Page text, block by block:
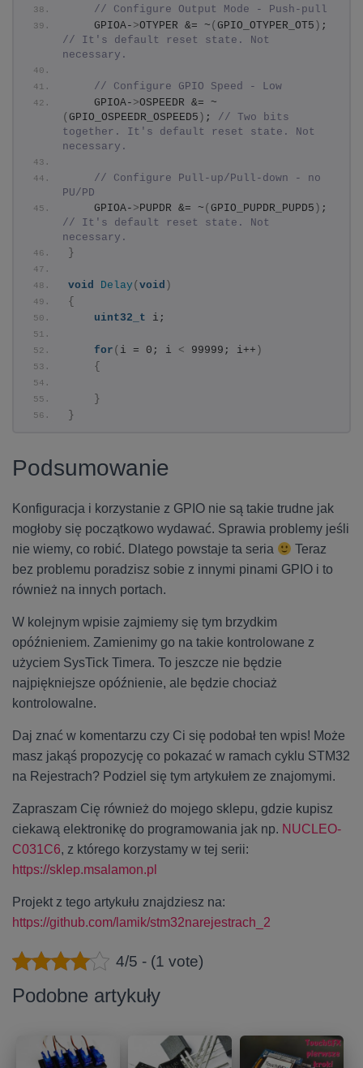
// Configure Output Mode - Push-pull
    GPIOA-
>OTYPER &= ~ ( GPIO_OTYPER_OT5 )
// It's default reset state. Not
necessary.
// Configure GPIO Speed - Low
    GPIOA-
>OSPEEDR &= ~
( GPIO_OSPEEDR_OSPEED5 ) ; // Two bits
together. It's default reset state. Not
necessary.
// Configure Pull-up/Pull-down - no
PU/PD
    GPIOA-
> PUPDR &= ~ ( GPIO_PUPDR_PUPD5 )
// It's default reset state. Not
necessary.
}
void Delay ( void )
{
uint32_t i;
for ( i = 0; i < 99999; i++ )
{
}
}
Podsumowanie
Konfiguracja i korzystanie z GPIO nie są takie trudne jak
mogłoby się początkowo wydawać. Sprawia problemy jeśli
nie wiemy, co robić. Dlatego powstaje ta seria
Teraz
bez problemu poradzisz sobie z innymi pinami GPIO i to
również na innych portach.
W kolejnym wpisie zajmiemy się tym brzydkim
opóźnieniem. Zamienimy go na takie kontrolowane z
użyciem SysTick Timera. To jeszcze nie będzie
najpiękniejsze opóźnienie, ale będzie chociaż
kontrolowalne.
Daj znać w komentarzu czy Ci się podobał ten wpis! Może
masz jakąś propozycję co pokazać w ramach cyklu STM32
na Rejestrach? Podziel się tym artykułem ze znajomymi.
Zapraszam Cię również do mojego sklepu, gdzie kupisz
ciekawą elektronikę do programowania jak np. NUCLEO-
C031C6, z którego korzystamy w tej serii:
https://sklep.msalamon.pl
Projekt z tego artykułu znajdziesz na:
https://github.com/lamik/stm32narejestrach_2
4/5 - (1 vote)
Podobne artykuły